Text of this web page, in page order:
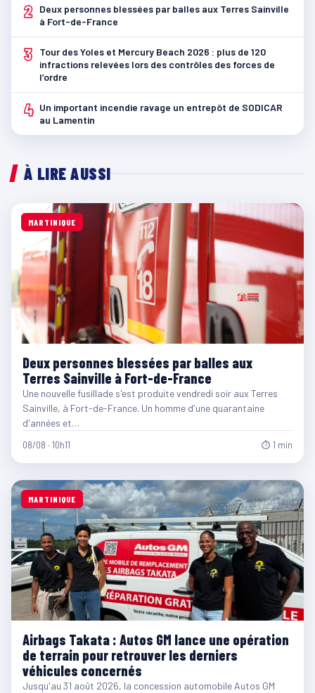
2
Deux personnes blessées par balles aux Terres Sainville
à Fort-de-France
3
Tour des Yoles et Mercury Beach 2026 : plus de 120
infractions relevées lors des contrôles des forces de
l’ordre
4 Un important incendie ravage un entrepôt de SODICAR
au Lamentin
À LIRE AUSSI
MARTINIQUE
Deux personnes blessées par balles aux
Terres Sainville à Fort-de-France
Une nouvelle fusillade s'est produite vendredi soir aux Terres
Sainville, à Fort-de-France. Un homme d'une quarantaine
d'années et…
08/08 · 10h11 ⏱ 1 min
MARTINIQUE
Airbags Takata : Autos GM lance une opération
de terrain pour retrouver les derniers
véhicules concernés
Jusqu'au 31 août 2026, la concession automobile Autos GM